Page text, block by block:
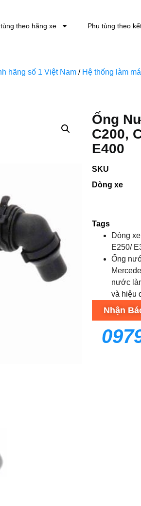
theo hãng xe Phụ tùng theo
hãng số 1 Việt Nam / Hệ thống làm
Ống
C200,
E400
SKU
Dòng xe
Tags
Dòng
E250/
Ống
nước
và hiệu
Nhận